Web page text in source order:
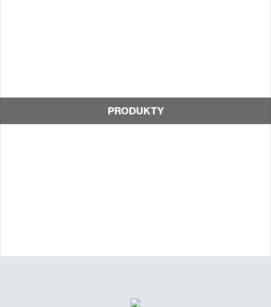
PRODUKTY